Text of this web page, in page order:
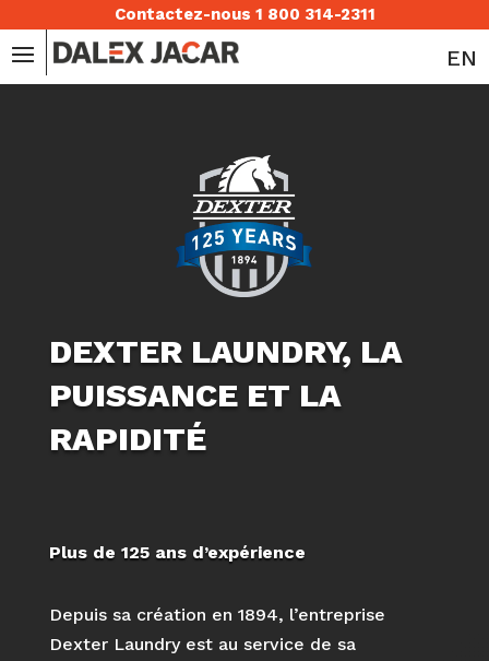
Contactez-nous 1 800 314-2311
EN
DEXTER LAUNDRY, LA
PUISSANCE ET LA
RAPIDITÉ
Plus de 125 ans d’expérience
Depuis sa création en 1894, l’entreprise
Dexter Laundry est au service de sa